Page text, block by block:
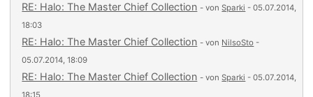
RE: Halo: The Master Chief Collection - vonSparki - 05.07.2014,
18:03
RE: Halo: The Master Chief Collection - von NilsoSto -
05.07.2014, 18:09
RE: Halo: The Master Chief Collection - vonSparki - 05.07.2014,